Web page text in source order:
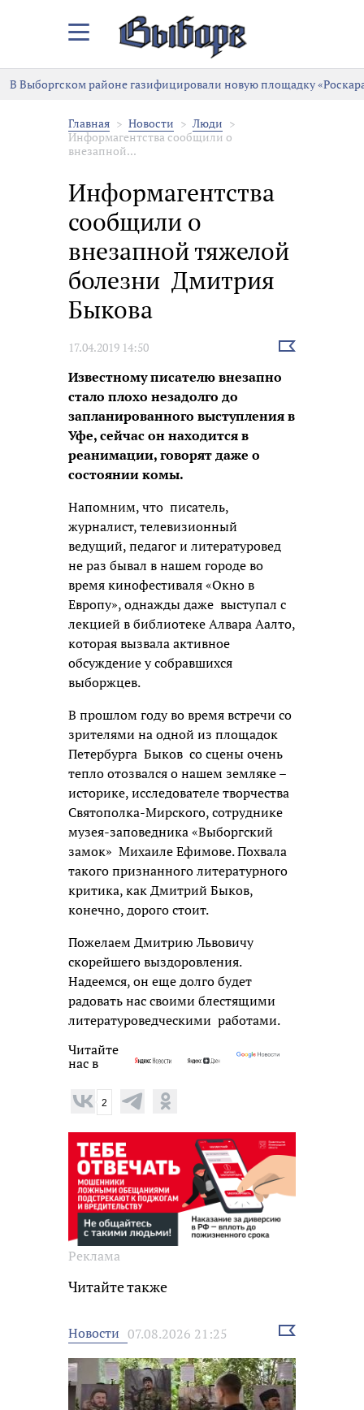
Закрыть/
меню
В Выборгском районе газифицировали новую площадку
Главная Новости
Люди
Информагентства сообщили о
внезапной...
Информагентства
сообщили о
внезапной тяжелой
болезни Дмитрия
Быкова
17.04.2019 14:50
Выбрать
Известному писателю внезапно
стало плохо незадолго до
запланированного выступления в
Уфе, сейчас он находится в
реанимации, говорят даже о
состоянии комы.
Напомним, что писатель,
журналист, телевизионный
ведущий, педагог и литературовед
не раз бывал в нашем городе во
время кинофестиваля «Окно в
Европу», однажды даже выступал с
лекцией в библиотеке Алвара Аалто,
которая вызвала активное
обсуждение у собравшихся
выборжцев.
В прошлом году во время встречи со
зрителями на одной из площадок
Петербурга Быков со сцены очень
тепло отозвался о нашем земляке –
историке, исследователе творчества
Святополка-Мирского, сотруднике
музея-заповедника «Выборгский
замок» Михаиле Ефимове. Похвала
такого признанного литературного
критика, как Дмитрий Быков,
конечно, дорого стоит.
Пожелаем Дмитрию Львовичу
скорейшего выздоровления.
Надеемся, он еще долго будет
радовать нас своими блестящими
литературоведческими работами.
Читайте
нас в
2
Реклама
Читайте также
Новости 07.08.2026 21:25
Выбрать